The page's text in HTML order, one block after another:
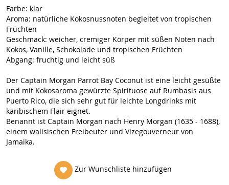
Farbe: klar
Aroma: natürliche Kokosnussnoten begleitet von tropischen
Früchten
Geschmack: weicher, cremiger Körper mit süßen Noten nach
Kokos, Vanille, Schokolade und tropischen Früchten
Abgang: fruchtig und leicht süß
Der Captain Morgan Parrot Bay Coconut ist eine leicht gesüßte
und mit Kokosaroma gewürzte Spirituose auf Rumbasis aus
Puerto Rico, die sich sehr gut für leichte Longdrinks mit
karibischem Flair eignet.
Benannt ist Captain Morgan nach Henry Morgan (1635 - 1688),
einem walisischen Freibeuter und Vizegouverneur von
Jamaika.
Zur Wunschliste hinzufügen